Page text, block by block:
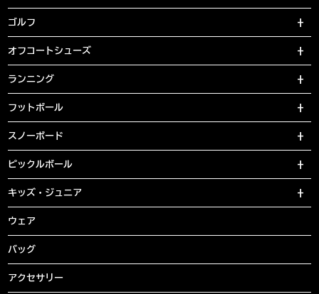
ゴルフ
オフコートシューズ
ランニング
フットボール
スノーボード
ピックルボール
キッズ・ジュニア
ウェア
バッグ
アクセサリー